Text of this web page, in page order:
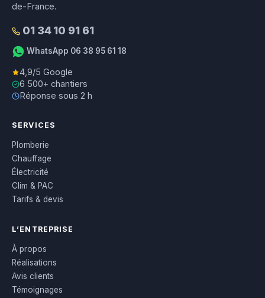
de-France.
01 34 10 91 61
WhatsApp 06 38 95 61 18
4,9/5 Google
6 500+ chantiers
Réponse sous 2 h
SERVICES
Plomberie
Chauffage
Électricité
Clim & PAC
Tarifs & devis
L’ENTREPRISE
À propos
Réalisations
Avis clients
Témoignages